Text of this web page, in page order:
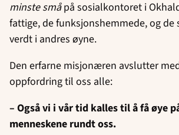
minste småpå sosialkontoret i
fattige, de funksjonshemmede, og de
verdt i andres øyne.
Den erfarne misjonæren avslutter
oppfordring til oss alle:
– Også vi i vår tid kalles til å få øye
menneskene rundt oss.